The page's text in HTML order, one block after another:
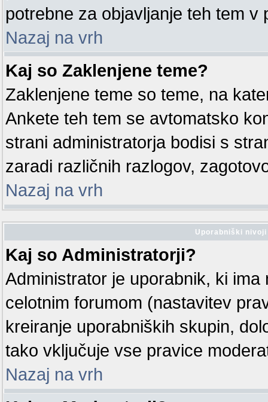
potrebne za objavljanje teh tem v
Nazaj na vrh
Kaj so Zaklenjene teme?
Zaklenjene teme so teme, na
Ankete teh tem se avtomatsko
strani administratorja bodisi s
zaradi različnih razlogov,
Nazaj na vrh
Uporabniški
Kaj so Administratorji?
Administrator je uporabnik, ki
celotnim forumom (nastavitev
kreiranje uporabniških skupin,
tako vključuje vse pravice
Nazaj na vrh